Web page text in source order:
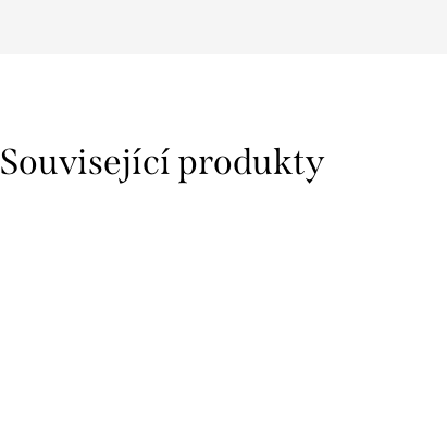
Související produkty